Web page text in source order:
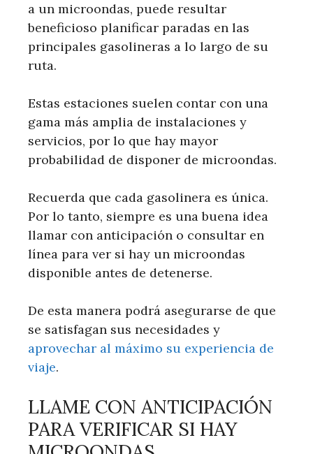
a un microondas, puede resultar
beneficioso planificar paradas en las
principales gasolineras a lo largo de su
ruta.
Estas estaciones suelen contar con una
gama más amplia de instalaciones y
servicios, por lo que hay mayor
probabilidad de disponer de microondas.
Recuerda que cada gasolinera es única.
Por lo tanto, siempre es una buena idea
llamar con anticipación o consultar en
línea para ver si hay un microondas
disponible antes de detenerse.
De esta manera podrá asegurarse de que
se satisfagan sus necesidades y
aprovechar al máximo su experiencia de
viaje.
LLAME CON ANTICIPACIÓN
PARA VERIFICAR SI HAY